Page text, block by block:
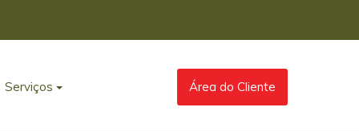
Serviços Área do Cliente